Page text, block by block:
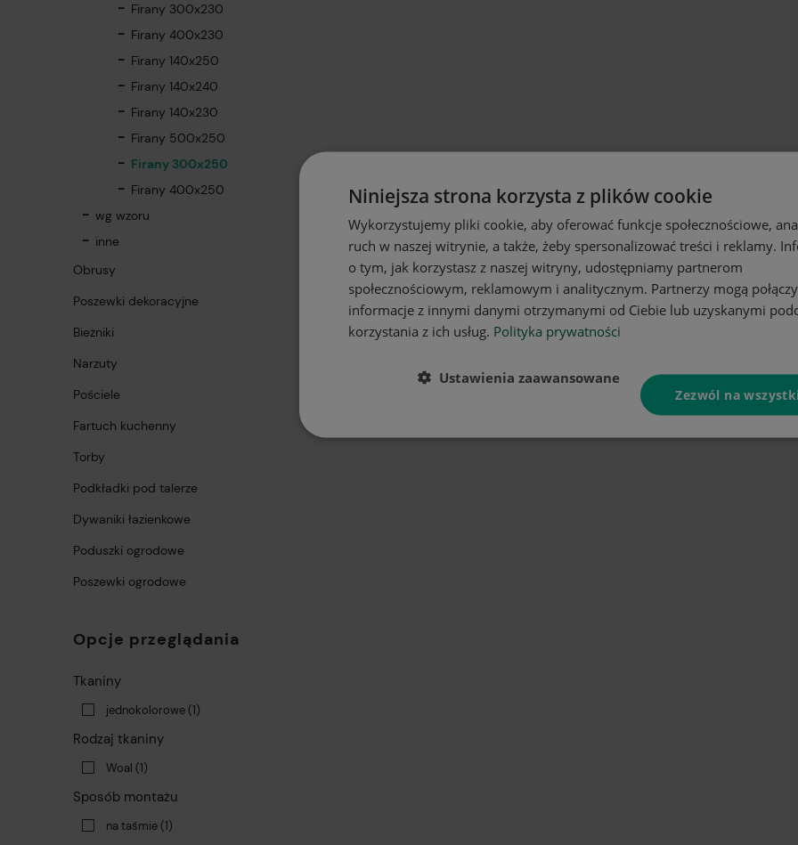
Firany 300x230
Firany 400x230
Firany 140x250
Firany 140x240
Firany 140x230
Firany 500x250
Firany 300x250
Firany 400x250
wg wzoru
inne
Obrusy
Poszewki dekoracyjne
Bieżniki
Narzuty
Pościele
Fartuch kuchenny
Torby
Podkładki pod talerze
Dywaniki łazienkowe
Poduszki ogrodowe
Poszewki ogrodowe
Opcje przeglądania
Tkaniny
jednokolorowe (1)
Rodzaj tkaniny
Woal (1)
Sposób montażu
na taśmie (1)
Niniejsza strona korzysta z plików cookie
Wykorzystujemy pliki cookie, aby oferować funkcje społecznościowe,
ruch w naszej witrynie, a także, żeby spersonalizować treści i reklamy.
o tym, jak korzystasz z naszej witryny, udostępniamy partnerom
społecznościowym, reklamowym i analitycznym. Partnerzy mogą
informacje z innymi danymi otrzymanymi od Ciebie lub uzyskanymi
korzystania z ich usług. Polityka prywatności
Zezwól na
Ustawienia zaawansowane